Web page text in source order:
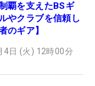
覇を支えたBSギ
やクラブを信頼し
のギア】
4日 (火) 12時00分